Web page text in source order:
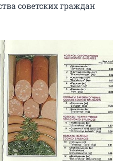
советских граждан